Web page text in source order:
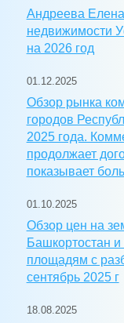
Андреева
недвижимости
на 2026 год
01.12.2025
Обзор рынка
городов
2025 года.
продолжает
показывает
01.10.2025
Обзор цен на
Башкортостан
площадям с
сентябрь 2025 г
18.08.2025